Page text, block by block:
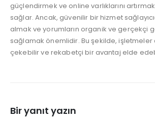
güçlendirmek ve online varlıklarını
sağlar. Ancak, güvenilir bir hizmet
almak ve yorumların organik ve gerçekçi
sağlamak önemlidir. Bu şekilde,
çekebilir ve rekabetçi bir avantaj elde
Bir yanıt yazın